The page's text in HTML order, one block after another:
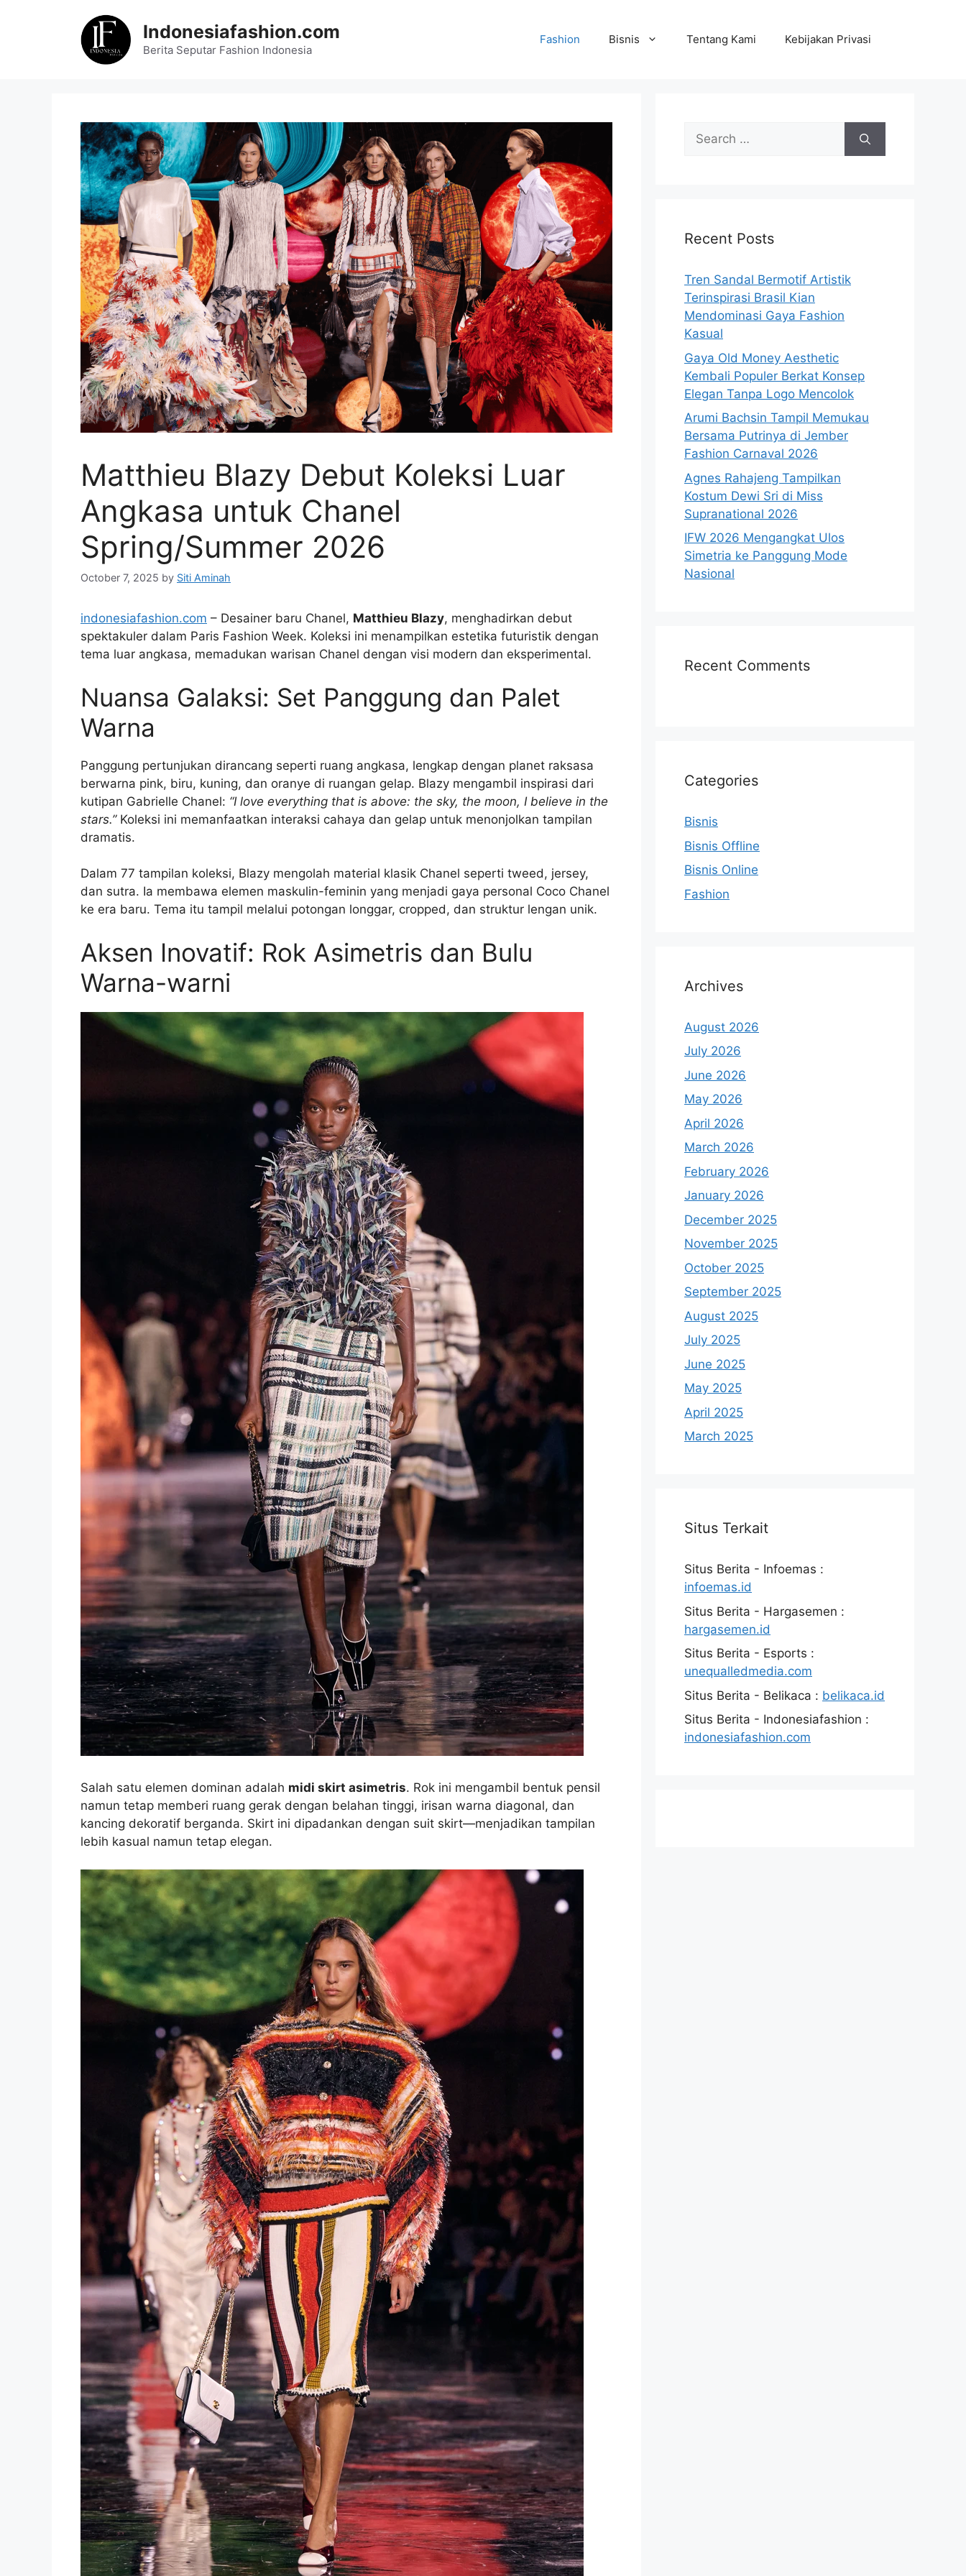
Indonesiafashion.com
Berita Seputar Fashion Indonesia
Fashion Bisnis Tentang Kami Kebijakan Privasi
Matthieu Blazy Debut Koleksi Luar
Angkasa untuk Chanel
Spring/Summer 2026
October 7, 2025 by Siti Aminah
indonesiafashion.com – Desainer baru Chanel, Matthieu Blazy, menghadirkan debut
spektakuler dalam Paris Fashion Week. Koleksi ini menampilkan estetika futuristik dengan
tema luar angkasa, memadukan warisan Chanel dengan visi modern dan eksperimental.
Nuansa Galaksi: Set Panggung dan Palet
Warna
Panggung pertunjukan dirancang seperti ruang angkasa, lengkap dengan planet raksasa
berwarna pink, biru, kuning, dan oranye di ruangan gelap. Blazy mengambil inspirasi dari
kutipan Gabrielle Chanel: “I love everything that is above: the sky, the moon, I believe in the
stars.”Koleksi ini memanfaatkan interaksi cahaya dan gelap untuk menonjolkan tampilan
dramatis.
Dalam 77 tampilan koleksi, Blazy mengolah material klasik Chanel seperti tweed, jersey,
dan sutra. Ia membawa elemen maskulin-feminin yang menjadi gaya personal Coco Chanel
ke era baru. Tema itu tampil melalui potongan longgar, cropped, dan struktur lengan unik.
Aksen Inovatif: Rok Asimetris dan Bulu
Warna-warni
Salah satu elemen dominan adalah midi skirt asimetris. Rok ini mengambil bentuk pensil
namun tetap memberi ruang gerak dengan belahan tinggi, irisan warna diagonal, dan
kancing dekoratif berganda. Skirt ini dipadankan dengan suit skirt—menjadikan tampilan
lebih kasual namun tetap elegan.
Search
for:
Recent Posts
Tren Sandal Bermotif Artistik
Terinspirasi Brasil Kian
Mendominasi Gaya Fashion
Kasual
Gaya Old Money Aesthetic
Kembali Populer Berkat Konsep
Elegan Tanpa Logo Mencolok
Arumi Bachsin Tampil Memukau
Bersama Putrinya di Jember
Fashion Carnaval 2026
Agnes Rahajeng Tampilkan
Kostum Dewi Sri di Miss
Supranational 2026
IFW 2026 Mengangkat Ulos
Simetria ke Panggung Mode
Nasional
Recent Comments
Categories
Bisnis
Bisnis Offline
Bisnis Online
Fashion
Archives
August 2026
July 2026
June 2026
May 2026
April 2026
March 2026
February 2026
January 2026
December 2025
November 2025
October 2025
September 2025
August 2025
July 2025
June 2025
May 2025
April 2025
March 2025
Situs Terkait
Situs Berita - Infoemas :
infoemas.id
Situs Berita - Hargasemen :
hargasemen.id
Situs Berita - Esports :
unequalledmedia.com
Situs Berita - Belikaca : belikaca.id
Situs Berita - Indonesiafashion :
indonesiafashion.com